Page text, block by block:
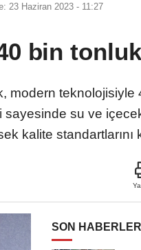
23 Haziran 2023 - 11:27
bin
modern teknolojisiyle
su ve
kalite standartlarını
SON HABERLER